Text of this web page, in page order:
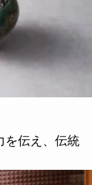
を伝え、伝統